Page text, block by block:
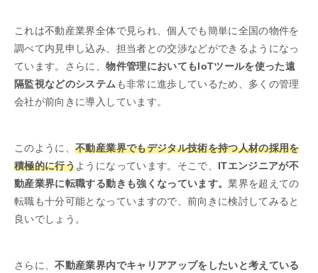
これは不動産業界全体で見られ、個人でも簡単に全国の物件を
調べて内見申し込み、担当者との交渉などができるようになっ
ています。さらに、物件管理においてもIoTツールを使った遠
隔監視などのシステム も非常に進歩しているため、多くの管理
会社が前向きに導入しています。
このように、不動産業界でもデジタル技術を持つ人材の採用を
積極的に行うようになっています。そこで、 ITエンジニアが不
動産業界に転職する動きも強くなっています。業界を超えての
転職も十分可能となっていますので、前向きに検討してみると
良いでしょう。
さらに、不動産業界内でキャリアアップをしたいと考えている